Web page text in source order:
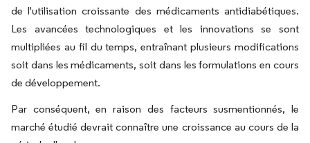
de l'utilisation croissante des médicaments antidiabétiques.
Les avancées technologiques et les innovations se sont
multipliées au fil du temps, entraînant plusieurs modifications
soit dans les médicaments, soit dans les formulations en cours
de développement.
Par conséquent, en raison des facteurs susmentionnés, le
marché étudié devrait connaître une croissance au cours de la